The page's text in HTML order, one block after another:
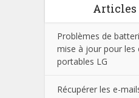
Articles
Problèmes de
mise à jour pour les
portables LG
Récupérer les e-